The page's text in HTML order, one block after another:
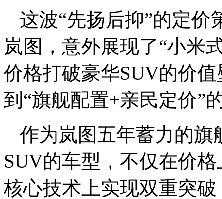
这波“先扬后抑”的定
岚图，意外展现了“小
价格打破豪华SUV的价
到“旗舰配置+亲民定价”
作为岚图五年蓄力的旗
SUV的车型，不仅在价
核心技术上实现双重突